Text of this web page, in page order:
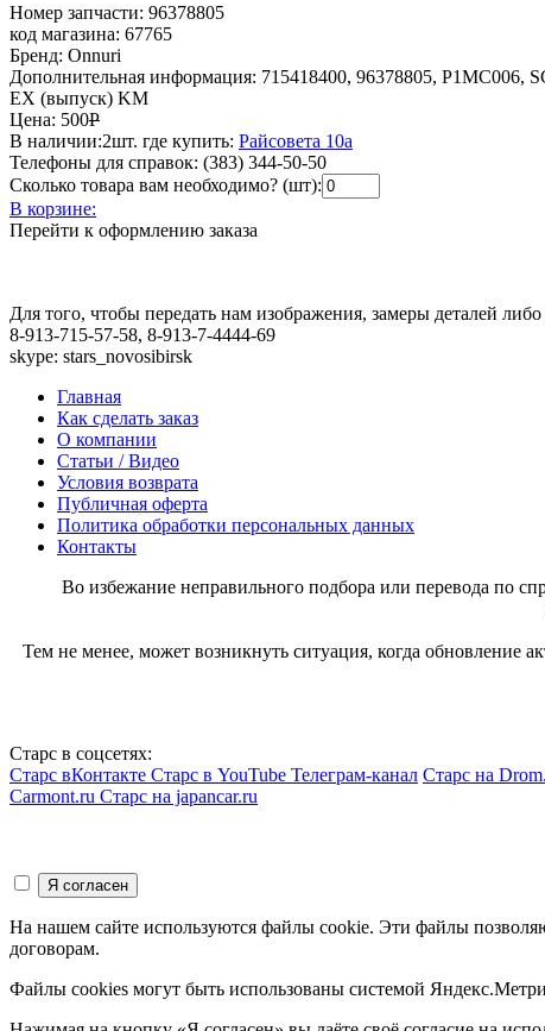
Номер запчасти: 96378805
код магазина: 67765
Бренд: Onnuri
Дополнительная информация: 715418400, 96378805, P1MC006,
EX (выпуск) KM
Цена: 500Р
В наличии:2шт. где купить: Райсовета 10а
Телефоны для справок: (383) 344-50-50
Сколько товара вам необходимо? (шт):
В корзине:
Перейти к оформлению заказа
Для того, чтобы передать нам изображения, замеры деталей
8-913-715-57-58, 8-913-7-4444-69
skype: stars_novosibirsk
Главная
Как сделать заказ
О компании
Статьи / Видео
Условия возврата
Публичная оферта
Политика обработки персональных данных
Контакты
Во избежание неправильного подбора или перевода по
Тем не менее, может возникнуть ситуация, когда обновление
Старс в соцсетях:
Старс вКонтакте Старс в YouTube Телеграм-канал Старс на
Carmont.ru Старс на japancar.ru
На нашем сайте используются файлы cookie. Эти файлы
договорам.
Файлы cookies могут быть использованы системой